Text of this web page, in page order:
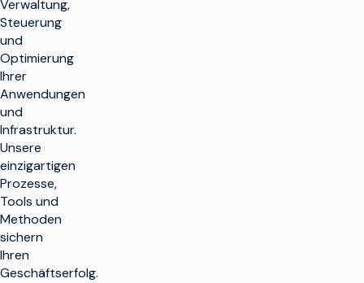
Verwaltung,
Steuerung
und
Optimierung
Ihrer
Anwendungen
und
Infrastruktur.
Unsere
einzigartigen
Prozesse,
Tools und
Methoden
sichern
Ihren
Geschäftserfolg.